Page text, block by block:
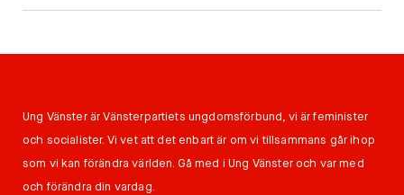
Ung Vänster är Vänsterpartiets ungdomsförbund, vi är feminister
och socialister. Vi vet att det enbart är om vi tillsammans går ihop
som vi kan förändra världen. Gå med i Ung Vänster och var med
och förändra din vardag.